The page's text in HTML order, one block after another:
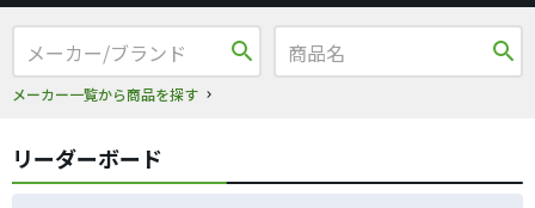
search
メーカー一覧から商品を探す
search
リーダーボード